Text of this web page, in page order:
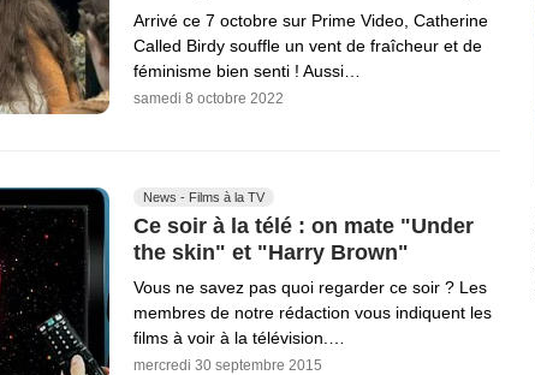
Arrivé ce 7 octobre sur Prime Video, Catherine
Called Birdy souffle un vent de fraîcheur et de
féminisme bien senti ! Aussi…
samedi 8 octobre 2022
News - Films à la TV
Ce soir à la télé : on mate "Under
the skin" et "Harry Brown"
Vous ne savez pas quoi regarder ce soir ? Les
membres de notre rédaction vous indiquent les
films à voir à la télévision.…
mercredi 30 septembre 2015